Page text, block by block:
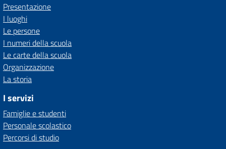
Presentazione
I luoghi
Le persone
I numeri della scuola
Le carte della scuola
Organizzazione
La storia
I servizi
Famiglie e studenti
Personale scolastico
Percorsi di studio